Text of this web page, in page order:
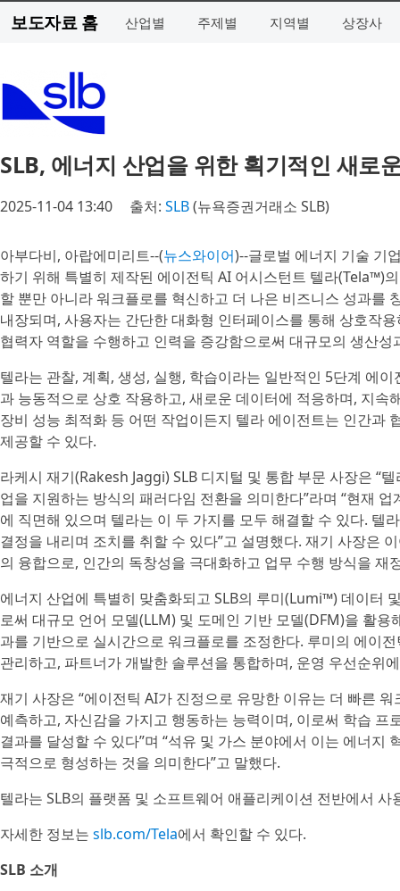
보도자료 홈 산업별 주제별 지역별 상장사
SLB, 에너지 산업을 위한 획기적인 새로
2025-11-04 13:40 출처: SLB(뉴욕증권거래소 SLB)
아부다비, 아랍에미리트--(뉴스와이어)--글로벌 에너지 기술 기
하기 위해 특별히 제작된 에이전틱 AI 어시스턴트 텔라(Tela™)
할 뿐만 아니라 워크플로를 혁신하고 더 나은 비즈니스 성과를
내장되며, 사용자는 간단한 대화형 인터페이스를 통해 상호작
협력자 역할을 수행하고 인력을 증강함으로써 대규모의 생산
텔라는 관찰, 계획, 생성, 실행, 학습이라는 일반적인 5단계 에
과 능동적으로 상호 작용하고, 새로운 데이터에 적응하며, 지
장비 성능 최적화 등 어떤 작업이든지 텔라 에이전트는 인간과
제공할 수 있다.
라케시 재기(Rakesh Jaggi) SLB 디지털 및 통합 부문 사장은 “
업을 지원하는 방식의 패러다임 전환을 의미한다”라며 “현재
에 직면해 있으며 텔라는 이 두 가지를 모두 해결할 수 있다. 텔
결정을 내리며 조치를 취할 수 있다”고 설명했다. 재기 사장은
의 융합으로, 인간의 독창성을 극대화하고 업무 수행 방식을 재
에너지 산업에 특별히 맞춤화되고 SLB의 루미(Lumi™) 데이터
로써 대규모 언어 모델(LLM) 및 도메인 기반 모델(DFM)을 활
과를 기반으로 실시간으로 워크플로를 조정한다. 루미의 에이
관리하고, 파트너가 개발한 솔루션을 통합하며, 운영 우선순위
재기 사장은 “에이전틱 AI가 진정으로 유망한 이유는 더 빠른
예측하고, 자신감을 가지고 행동하는 능력이며, 이로써 학습
결과를 달성할 수 있다”며 “석유 및 가스 분야에서 이는 에너
극적으로 형성하는 것을 의미한다”고 말했다.
텔라는 SLB의 플랫폼 및 소프트웨어 애플리케이션 전반에서
자세한 정보는 slb.com/Tela에서 확인할 수 있다.
SLB 소개